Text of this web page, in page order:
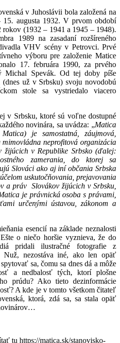
v Juhoslávii bola založená na
15. augusta 1932. V prvom období
rokov (1932 – 1941 a 1945 – 1948).
1989 na zasadaní rozšíreného
VHV scény v Petrovci. Prvé
výboru pre založenie Matice
17. februára 1990, za prvého
Michal Spevák. Od tej doby píše
už v Srbsku) svoju novodobú
stole sa vystriedalo viacero
v Srbsku, ktoré sú voľne dostupné
novinára, sa uvádza: „Matica
je samostatná, záujmová,
neprofitová organizácia
žijúcich v Republike Srbsko (ďalej:
zamerania, do ktorej sa
Slováci ako aj iní občania Srbska
uskutočňovania, prejavovania
a práv Slovákov žijúcich v Srbsku,
je právnická osoba s právami,
určenými ústavou, zákonom a
esencií na základe neznalosti
o niečo horšie vyznieva, že do
pridali ilustračné fotografie z
Nuž, nezostáva iné, ako len opäť
sa, čomu sa dnes dá a môže
a nedbalosť tých, ktorí plošne
prúdu? Ako tieto dezinformácie
A kde je v tomto všetkom čitateľ
ktorá, zdá sa, sa stala opäť
tu https://matica.sk/stanovisko-